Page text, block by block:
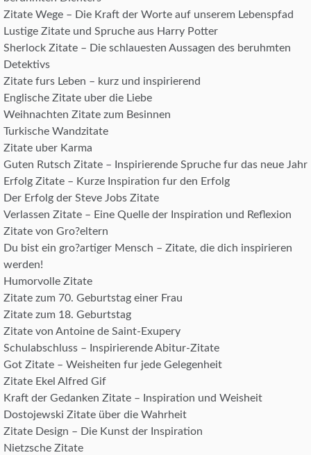
Zitate Wege – Die Kraft der Worte auf unserem Lebenspfad
Lustige Zitate und Spruche aus Harry Potter
Sherlock Zitate – Die schlauesten Aussagen des beruhmten
Detektivs
Zitate furs Leben – kurz und inspirierend
Englische Zitate uber die Liebe
Weihnachten Zitate zum Besinnen
Turkische Wandzitate
Zitate uber Karma
Guten Rutsch Zitate – Inspirierende Spruche fur das neue Jahr
Erfolg Zitate – Kurze Inspiration fur den Erfolg
Der Erfolg der Steve Jobs Zitate
Verlassen Zitate – Eine Quelle der Inspiration und Reflexion
Zitate von Gro?eltern
Du bist ein gro?artiger Mensch – Zitate, die dich inspirieren
werden!
Humorvolle Zitate
Zitate zum 70. Geburtstag einer Frau
Zitate zum 18. Geburtstag
Zitate von Antoine de Saint-Exupery
Schulabschluss – Inspirierende Abitur-Zitate
Got Zitate – Weisheiten fur jede Gelegenheit
Zitate Ekel Alfred Gif
Kraft der Gedanken Zitate – Inspiration und Weisheit
Dostojewski Zitate über die Wahrheit
Zitate Design – Die Kunst der Inspiration
Nietzsche Zitate